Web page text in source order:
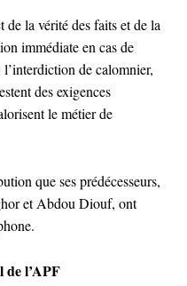
la vérité des faits et de la
immédiate en cas de
de calomnier,
des exigences
le métier de
que ses prédécesseurs,
et Abdou Diouf, ont
de l’APF